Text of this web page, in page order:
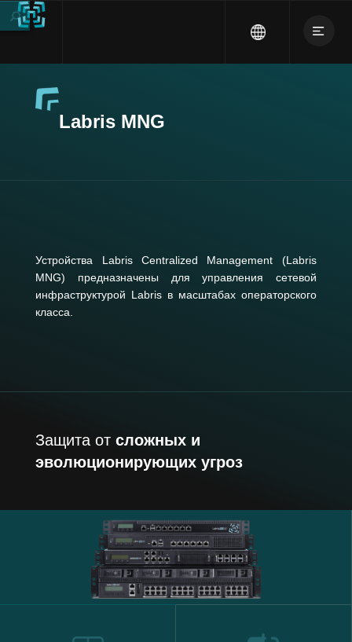
Labris MNG
Устройства Labris Centralized Management (Labris
MNG) предназначены для управления сетевой
инфраструктурой Labris в масштабах операторского
класса.
Защита отсложных и
эволюционирующих угроз